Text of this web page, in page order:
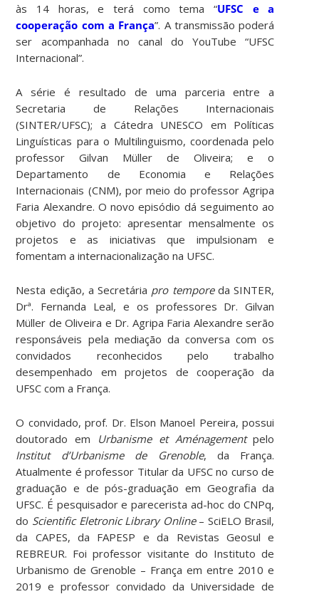
às 14 horas, e terá como tema “UFSC e a
cooperação com a França”. A transmissão poderá
ser acompanhada no canal do YouTube “UFSC
Internacional”.
A série é resultado de uma parceria entre a
Secretaria de Relações Internacionais
(SINTER/UFSC); a Cátedra UNESCO em Políticas
Linguísticas para o Multilinguismo, coordenada pelo
professor Gilvan Müller de Oliveira; e o
Departamento de Economia e Relações
Internacionais (CNM), por meio do professor Agripa
Faria Alexandre. O novo episódio dá seguimento ao
objetivo do projeto: apresentar mensalmente os
projetos e as iniciativas que impulsionam e
fomentam a internacionalização na UFSC.
Nesta edição, a Secretária pro temporeda SINTER,
Drª. Fernanda Leal, e os professores Dr. Gilvan
Müller de Oliveira e Dr. Agripa Faria Alexandre serão
responsáveis pela mediação da conversa com os
convidados reconhecidos pelo trabalho
desempenhado em projetos de cooperação da
UFSC com a França.
O convidado, prof. Dr. Elson Manoel Pereira, possui
doutorado em
Urbanisme et Aménagementpelo
Institut d’Urbanisme de Grenoble, da França.
Atualmente é professor Titular da UFSC no curso de
graduação e de pós-graduação em Geografia da
UFSC. É pesquisador e parecerista ad-hoc do CNPq,
do Scientific Eletronic Library Online– SciELO Brasil,
da CAPES, da FAPESP e da Revistas Geosul e
REBREUR. Foi professor visitante do Instituto de
Urbanismo de Grenoble – França em entre 2010 e
2019 e professor convidado da Universidade de